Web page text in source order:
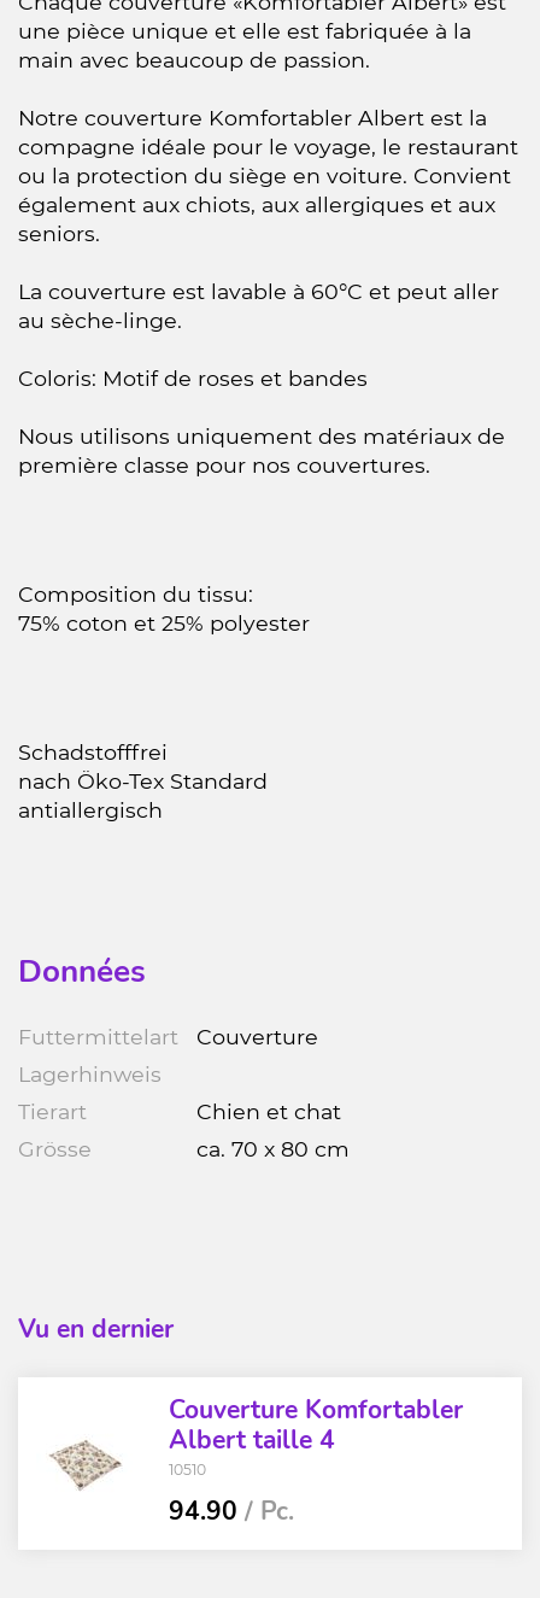
une pièce unique et elle est fabriquée à la
main avec beaucoup de passion.
Notre couverture Komfortabler Albert est la
compagne idéale pour le voyage, le restaurant
ou la protection du siège en voiture. Convient
également aux chiots, aux allergiques et aux
seniors.
La couverture est lavable à 60°C et peut aller
au sèche-linge.
Coloris: Motif de roses et bandes
Nous utilisons uniquement des matériaux de
première classe pour nos couvertures.
Composition du tissu:
75% coton et 25% polyester
Schadstofffrei
nach Öko-Tex Standard
antiallergisch
Données
Futtermittelart
Couverture
Lagerhinweis
Tierart
Chien et chat
Grösse
ca. 70 x 80 cm
Vu en dernier
Couverture Komfortabler
Albert taille 4
10510
94.90 / Pc.